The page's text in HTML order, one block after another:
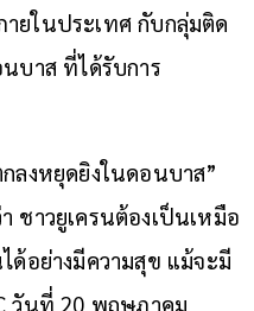
ยในประเทศ กับกลุ่มติด
นบาส ที่ได้รับการ
ลงหยุดยิงในดอนบาส”
ชาวยูเครนต้องเป็นเหมือ
ด้อย่างมีความสุข แม้จะมี
วันที่ 20 พฤษภาคม